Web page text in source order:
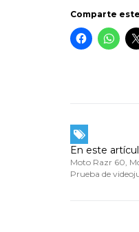
Comparte
En este
Moto Razr 60
Prueba de